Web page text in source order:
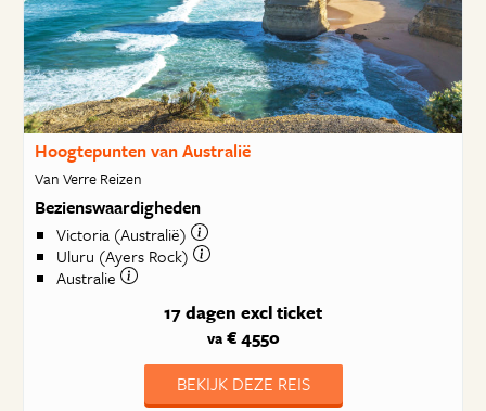
Hoogtepunten van Australië
Van Verre Reizen
Bezienswaardigheden
Victoria (Australië)
Uluru (Ayers Rock)
Australie
17 dagen excl ticket
va€ 4550
BEKIJK DEZE REIS